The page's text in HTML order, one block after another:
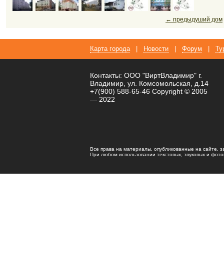
← предыдуший дом
Карта города Новости Форум
Контакты: ООО "ВиртВладимир" г.
Владимир, ул. Комсомольская, д.14
+7(900) 588-65-46 Copyright © 2005
— 2022
Все права на материалы, опубликованные на сайте,
При любом использовании текстовых, звуковых и